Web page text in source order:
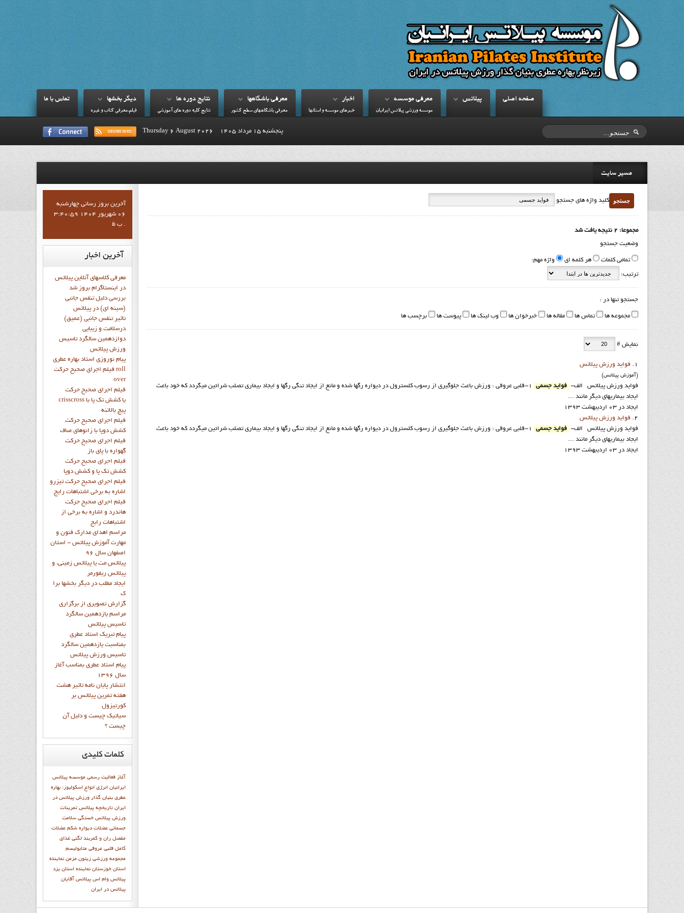
صفحه اصلي پيلاتس معرفي موسسه
موسسه ورزشي پيلاتس ايرانيان
اخبار
خبرهاي موسسه و استانها
معرفي باشگاهها
معرفي باشگاههاي سطح کشور
نتايج دوره ها
نتايج کليه دوره هاي آموزشي
ديگر بخشها
فيلم،معرفي کتاب و غيره
تماس با ما
پنجشنبه 15 مرداد 1405 Thursday 6 August 2026
مسیر سایت
کلید واژه های جستجو جستجو
مجموعا: 2 نتیجه یافت شد
وضعیت جستجو
تمامی کلمات هر کلمه ای واژه مهم:
ترتیب:
جستجو تنها در :
مجموعه ها تماس ها مقاله ها خبرخوان ها وب لینک ها پیوست ها برچسب ها
نمایش #
1.
فواید ورزش پيلاتس
(آموزش پيلاتس)
فوايد ورزش پيلاتس الف- فواید جسمی
1-قلبی عروقی : ورزش باعث جلوگیری از رسوب کلسترول در دیواره رگها شده و مانع از ایجاد تنگی رگها و ایجاد بیماری تصلب شرائین میگردد که خود باعث
ایجاد بیماریهای دیگر مانند ...
ایجاد در 03 ارديبهشت 1393
2.
فواید ورزش پيلاتس
فوايد ورزش پيلاتس الف- فواید جسمی
1-قلبی عروقی : ورزش باعث جلوگیری از رسوب کلسترول در دیواره رگها شده و مانع از ایجاد تنگی رگها و ایجاد بیماری تصلب شرائین میگردد که خود باعث
ایجاد بیماریهای دیگر مانند ...
ایجاد در 03 ارديبهشت 1393
آخرين بروز رساني چهارشنبه
06 شهریور 1404 3:40:59
ب ظ .
آخرین اخبار
معرفی کلاسهای آنلاین پیلاتس
در اینستاگرام بروز شد
بررسی دلیل تنفس جانبی
(سینه ای) در پیلاتس
تاثیر تنفس جانبی (عمیق)
درسلامت و زیبایی
دوازدهمين سالگرد تاسيس
ورزش پيلاتس
پيام نوروزي استاد بهاره عطري
فيلم اجراي صحيح حرکت roll
over
فيلم اجراي صحيح حركت
crisscross يا كشش تك پا با
پيچ بالاتنه
فيلم اجراي صحيح حرکت
كشش دوپا با زانوهاي صاف
فيلم اجراي صحيح حرکت
گهواره با پاي باز
فيلم اجراي صحيح حرکت
کشش تک پا و کشش دوپا
فيلم اجراي صحيح حرکت تيزرو
اشاره به برخي اشتباهات رايج
فيلم اجراي صحيح حرکت
هاندرد و اشاره به برخي از
اشتباهات رايج
مراسم اهدای مدارک فنون و
مهارت آموزش پیلاتس - استان
اصفهان سال 96
پیلاتس مت یا پیلاتس زمینی، و
پیلاتس ریفورمر
ايجاد مطلب در ديگر بخشها برا
ک
گزارش تصويري از برگزاري
مراسم يازدهمين سالگرد
تاسيس پيلاتس
پيام تبريک استاد عطري
بمناسبت يازدهمين سالگرد
تاسيس ورزش پيلاتس
پيام استاد عطري بمناسب آغاز
سال 1396
انتشار پايان نامه تاثیر هشت
هفته تمرین پیلاتس بر
کورتیزول
سیاتیک چیست و دلیل آن
چیست ؟
کلمات کلیدی
آغاز فعاليت رسمي موسسه پيلاتس
ايرانيان انرژی انواع اسکولیوز: بهاره
عطري بنيان گذار ورزش پيلاتس در
ايران تاريخچه پيلاتس تمرينات
ورزش پيلاتس خستگی سلامت
جسمانی عضلات دیواره شکم عضلات
مفصل ران و کمربند لگنی غذای
کامل قلبی عروقی متابوليسم
مجموعه ورزشی زیتون مزمن نماينده
استان خوزستان نماينده استان يزد
پيلاتس وام اس پیلاتس آقایان
پیلاتس در ایران